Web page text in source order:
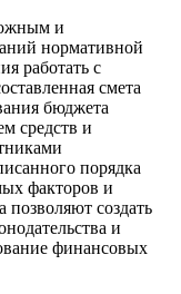
и
нормативной
работать с
смета
бюджета
средств и
порядка
факторов и
позволяют создать
и
финансовых